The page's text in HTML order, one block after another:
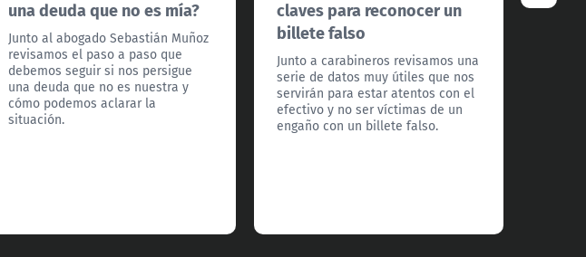
una deuda que no es mía?
Junto al abogado Sebastián Muñoz
revisamos el paso a paso que
debemos seguir si nos persigue
una deuda que no es nuestra y
cómo podemos aclarar la
situación.
claves para reconocer un
billete falso
Junto a carabineros revisamos una
serie de datos muy útiles que nos
servirán para estar atentos con el
efectivo y no ser víctimas de un
engaño con un billete falso.